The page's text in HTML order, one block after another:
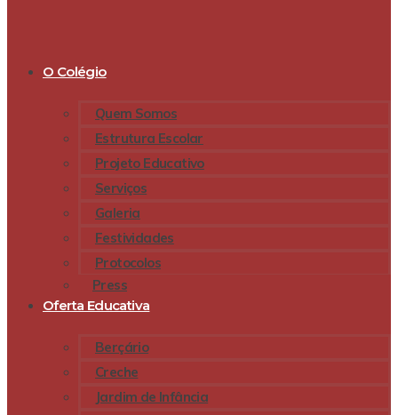
O Colégio
Quem Somos
Estrutura Escolar
Projeto Educativo
Serviços
Galeria
Festividades
Protocolos
Press
Oferta Educativa
Berçário
Creche
Jardim de Infância